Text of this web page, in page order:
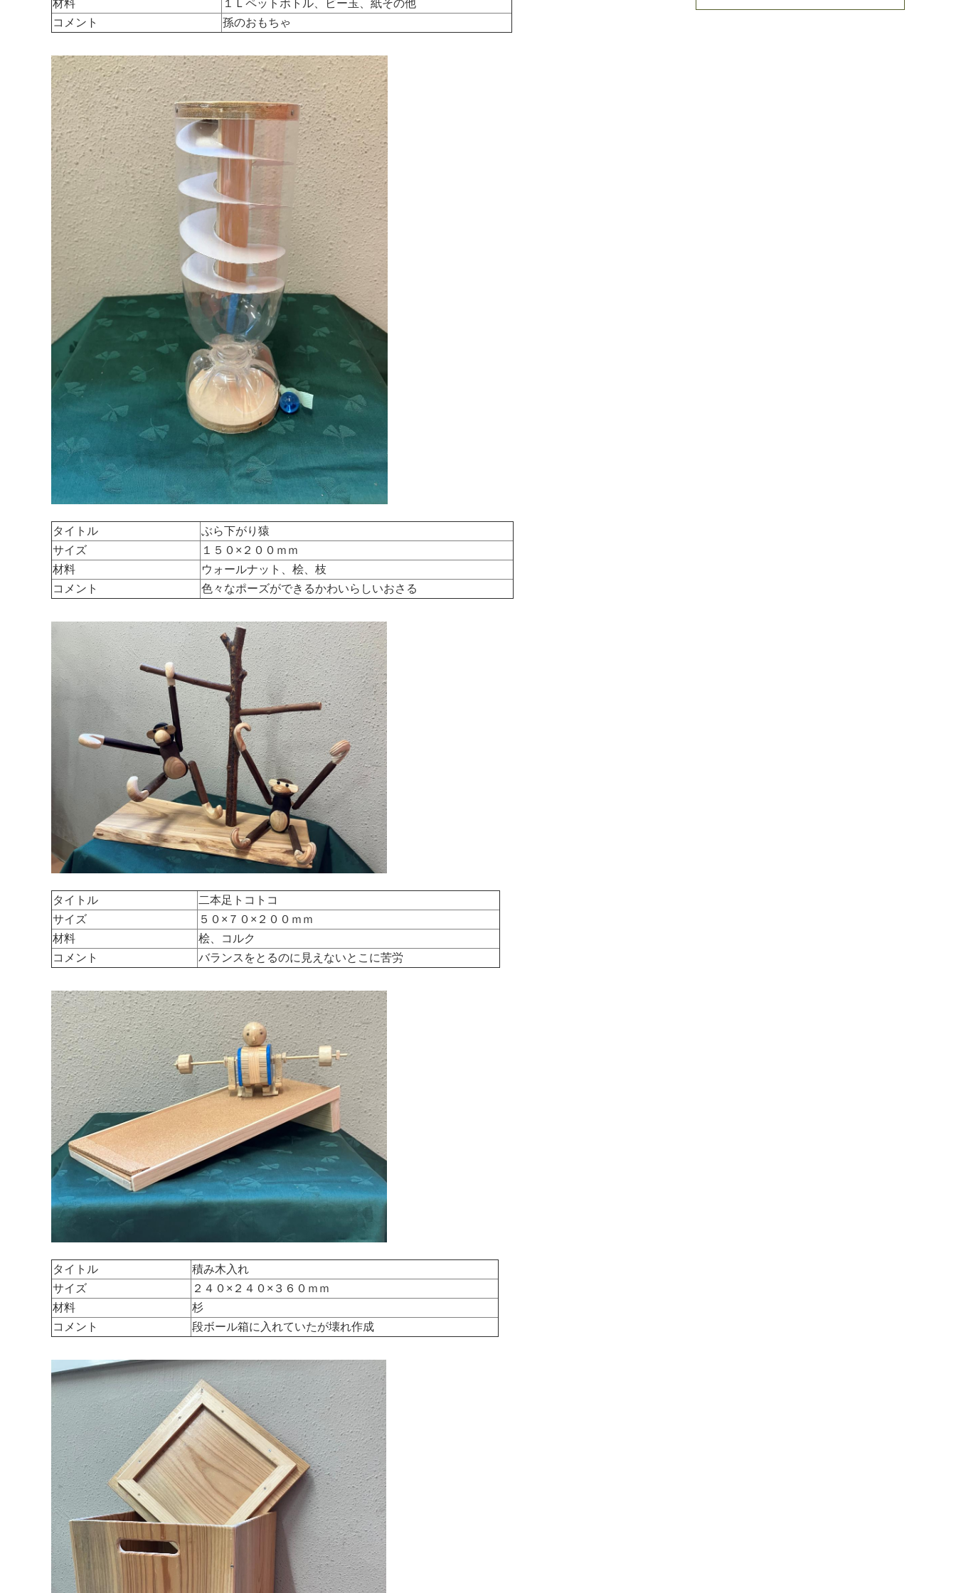
材料
１Ｌペットボトル、ビー玉、紙その他
コメント
孫のおもちゃ
タイトル
ぶら下がり猿
サイズ
１５０×２００ｍｍ
材料
ウォールナット、桧、枝
コメント
色々なポーズができるかわいらしいおさる
タイトル
二本足トコトコ
サイズ
５０×７０×２００ｍｍ
材料
桧、コルク
コメント
バランスをとるのに見えないとこに苦労
タイトル
積み木入れ
サイズ
２４０×２４０×３６０ｍｍ
材料
杉
コメント
段ボール箱に入れていたが壊れ作成